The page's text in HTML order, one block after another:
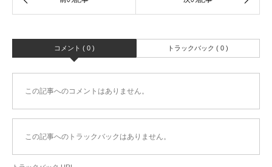
コメント ( 0 ) トラックバック ( 0 )
この記事へのコメントはありません。
この記事へのトラックバックはありません。